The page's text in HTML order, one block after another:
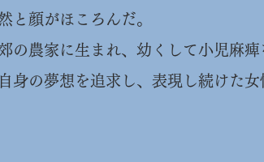
と顔がほころんだ。
の農家に生まれ、幼くして小児麻痺
身の夢想を追求し、表現し続けた女